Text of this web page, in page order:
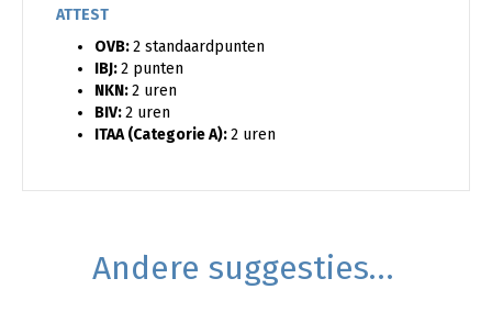
ATTEST
OVB:2 standaardpunten
IBJ:2 punten
NKN:2 uren
BIV:2 uren
ITAA (Categorie A):2 uren
Andere suggesties…